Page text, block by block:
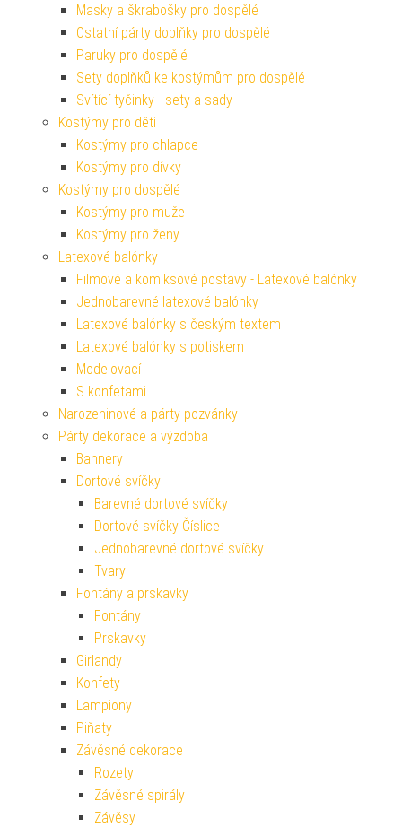
Masky a škrabošky pro dospělé
Ostatní párty doplňky pro dospělé
Paruky pro dospělé
Sety doplňků ke kostýmům pro dospělé
Svítící tyčinky - sety a sady
Kostýmy pro děti
Kostýmy pro chlapce
Kostýmy pro dívky
Kostýmy pro dospělé
Kostýmy pro muže
Kostýmy pro ženy
Latexové balónky
Filmové a komiksové postavy - Latexové balónky
Jednobarevné latexové balónky
Latexové balónky s českým textem
Latexové balónky s potiskem
Modelovací
S konfetami
Narozeninové a párty pozvánky
Párty dekorace a výzdoba
Bannery
Dortové svíčky
Barevné dortové svíčky
Dortové svíčky Číslice
Jednobarevné dortové svíčky
Tvary
Fontány a prskavky
Fontány
Prskavky
Girlandy
Konfety
Lampiony
Piňaty
Závěsné dekorace
Rozety
Závěsné spirály
Závěsy